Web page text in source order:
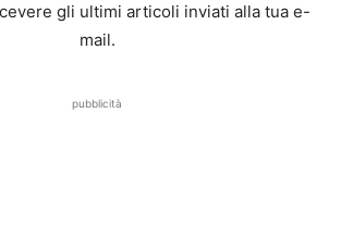
gli ultimi articoli inviati alla tua e-
mail.
pubblicità